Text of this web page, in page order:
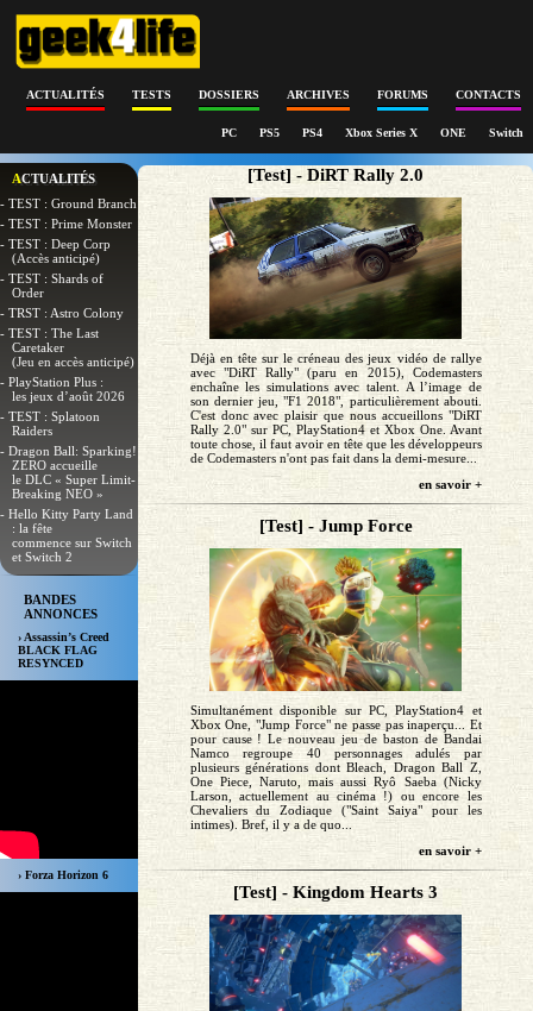
ACTUALITÉS TESTS DOSSIERS ARCHIVES FORUMS CONTACTS
PC PS5 PS4 Xbox Series X ONE Switch
ACTUALITÉS
- TEST : Ground Branch
- TEST : Prime Monster
- TEST : Deep Corp
(Accès anticipé)
- TEST : Shards of
Order
- TRST : Astro Colony
- TEST : The Last
Caretaker
(Jeu en accès anticipé)
- PlayStation Plus :
les jeux d’août 2026
- TEST : Splatoon
Raiders
- Dragon Ball: Sparking!
ZERO accueille
le DLC « Super Limit-
Breaking NEO »
- Hello Kitty Party Land
: la fête
commence sur Switch
et Switch 2
BANDES
ANNONCES
› Assassin’s Creed
BLACK FLAG
RESYNCED
› Forza Horizon 6
[Test] - DiRT Rally 2.0
Déjà en tête sur le créneau des jeux vidéo de rallye
avec "DiRT Rally" (paru en 2015), Codemasters
enchaîne les simulations avec talent. A l’image de
son dernier jeu, "F1 2018", particulièrement abouti.
C'est donc avec plaisir que nous accueillons "DiRT
Rally 2.0" sur PC, PlayStation4 et Xbox One. Avant
toute chose, il faut avoir en tête que les développeurs
de Codemasters n'ont pas fait dans la demi-mesure...
en savoir +
[Test] - Jump Force
Simultanément disponible sur PC, PlayStation4 et
Xbox One, "Jump Force" ne passe pas inaperçu... Et
pour cause ! Le nouveau jeu de baston de Bandai
Namco regroupe 40 personnages adulés par
plusieurs générations dont Bleach, Dragon Ball Z,
One Piece, Naruto, mais aussi Ryô Saeba (Nicky
Larson, actuellement au cinéma !) ou encore les
Chevaliers du Zodiaque ("Saint Saiya" pour les
intimes). Bref, il y a de quo...
en savoir +
[Test] - Kingdom Hearts 3